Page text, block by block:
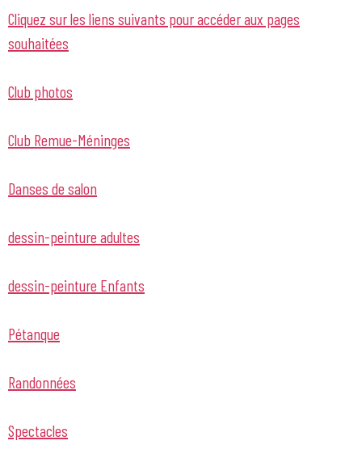
Cliquez sur les liens suivants pour accéder aux pages
souhaitées
Club photos
Club Remue-Méninges
Danses de salon
dessin-peinture adultes
dessin-peinture Enfants
Pétanque
Randonnées
Spectacles